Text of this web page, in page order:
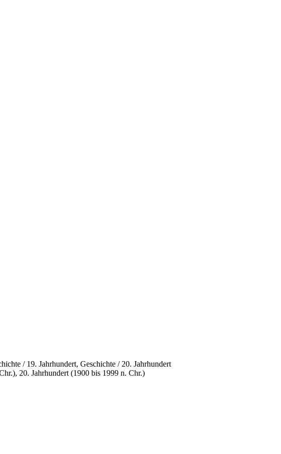
/ 19. Jahrhundert, Geschichte / 20. Jahrhundert
20. Jahrhundert (1900 bis 1999 n. Chr.)